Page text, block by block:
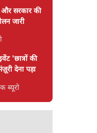
सरकार की
जारी
'छात्रों की
देना पड़ा
ब्यूरो